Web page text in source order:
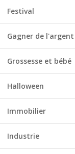
Festival
Gagner de l'argent
Grossesse et bébé
Halloween
Immobilier
Industrie